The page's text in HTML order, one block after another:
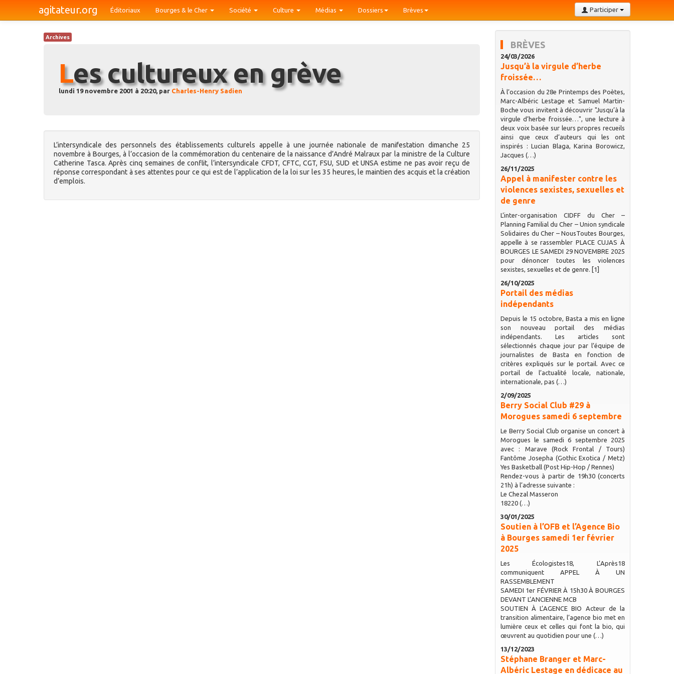
agitateur.org Participer
Éditoriaux Bourges & le Cher Société Culture Médias Dossiers Brèves
Archives
Les cultureux en grève
lundi 19 novembre 2001 à 20:20, par Charles-Henry Sadien
L’intersyndicale des personnels des établissements culturels appelle à une journée nationale de manifestation dimanche 25
novembre à Bourges, à l’occasion de la commémoration du centenaire de la naissance d’André Malraux par la ministre de la Culture
Catherine Tasca. Après cinq semaines de conflit, l’intersyndicale CFDT, CFTC, CGT, FSU, SUD et UNSA estime ne pas avoir reçu de
réponse correspondant à ses attentes pour ce qui est de l’application de la loi sur les 35 heures, le maintien des acquis et la création
d’emplois.
BRÈVES
24/03/2026
Jusqu’à la virgule d’herbe
froissée…
À l’occasion du 28e Printemps des Poètes,
Marc-Albéric Lestage et Samuel Martin-
Boche vous invitent à découvrir "Jusqu’à la
virgule d’herbe froissée…", une lecture à
deux voix basée sur leurs propres recueils
ainsi que ceux d’auteurs qui les ont
inspirés : Lucian Blaga, Karina Borowicz,
Jacques (…)
26/11/2025
Appel à manifester contre les
violences sexistes, sexuelles et
de genre
L’inter-organisation CIDFF du Cher –
Planning Familial du Cher – Union syndicale
Solidaires du Cher – NousToutes Bourges,
appelle à se rassembler PLACE CUJAS À
BOURGES LE SAMEDI 29 NOVEMBRE 2025
pour dénoncer toutes les violences
sexistes, sexuelles et de genre. [1]
26/10/2025
Portail des médias
indépendants
Depuis le 15 octobre, Basta a mis en ligne
son nouveau portail des médias
indépendants. Les articles sont
sélectionnés chaque jour par l’équipe de
journalistes de Basta en fonction de
critères expliqués sur le portail. Avec ce
portail de l’actualité locale, nationale,
internationale, pas (…)
2/09/2025
Berry Social Club #29 à
Morogues samedi 6 septembre
Le Berry Social Club organise un concert à
Morogues le samedi 6 septembre 2025
avec : Marave (Rock Frontal / Tours)
Fantôme Josepha (Gothic Exotica / Metz)
Yes Basketball (Post Hip-Hop / Rennes)
Rendez-vous à partir de 19h30 (concerts
21h) à l’adresse suivante :
Le Chezal Masseron
18220 (…)
30/01/2025
Soutien à l’OFB et l’Agence Bio
à Bourges samedi 1er février
2025
Les Écologistes18, L’Après18
communiquent APPEL À UN
RASSEMBLEMENT
SAMEDI 1er FÉVRIER À 15h30 À BOURGES
DEVANT L’ANCIENNE MCB
SOUTIEN À L’AGENCE BIO Acteur de la
transition alimentaire, l’agence bio met en
lumière ceux et celles qui font la bio, qui
œuvrent au quotidien pour une (…)
13/12/2023
Stéphane Branger et Marc-
Albéric Lestage en dédicace au